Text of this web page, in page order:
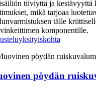
tiiviyttä ja kestävyyttä
mikä tarjoaa
tälle
komponentille.
yksityiskohta
pöydän